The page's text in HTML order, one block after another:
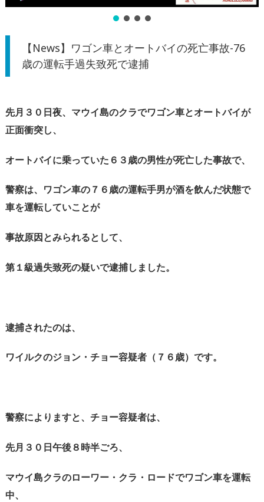
【News】ワゴン車とオートバイの死亡事故-76
歳の運転手過失致死で逮捕
先月３０日夜、マウイ島のクラでワゴン車とオートバイが
正面衝突し、
オートバイに乗っていた６３歳の男性が死亡した事故で、
警察は、ワゴン車の７６歳の運転手男が酒を飲んだ状態で
車を運転していことが
事故原因とみられるとして、
第１級過失致死の疑いで逮捕しました。
逮捕されたのは、
ワイルクのジョン・チョー容疑者（７６歳）です。
警察によりますと、チョー容疑者は、
先月３０日午後８時半ごろ、
マウイ島クラのローワー・クラ・ロードでワゴン車を運転
中、